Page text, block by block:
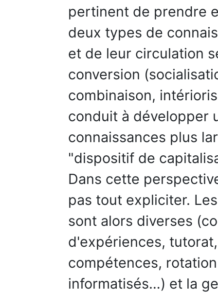
pertinent de prendre
deux types de
et de leur circulation
conversion
combinaison,
conduit à développer
connaissances plus
"dispositif de
Dans cette
pas tout expliciter.
sont alors diverses
d'expériences,
compétences,
informatisés…) et la